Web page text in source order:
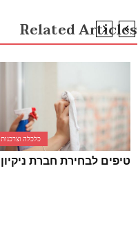
Related Articles
כלכלה וצרכנות
טיפים לבחירת חברת ניקיון